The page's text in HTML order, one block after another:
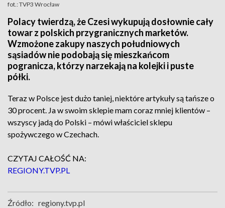
fot.: TVP3 Wrocław
Polacy twierdzą, że Czesi wykupują dosłownie cały
towar z polskich przygranicznych marketów.
Wzmożone zakupy naszych południowych
sąsiadów nie podobają się mieszkańcom
pogranicza, którzy narzekają na kolejki i puste
półki.
Teraz w Polsce jest dużo taniej, niektóre artykuły są tańsze o
30 procent. Ja w swoim sklepie mam coraz mniej klientów –
wszyscy jadą do Polski – mówi właściciel sklepu
spożywczego w Czechach.
CZYTAJ CAŁOŚĆ NA:
REGIONY.TVP.PL
Źródło: regiony.tvp.pl